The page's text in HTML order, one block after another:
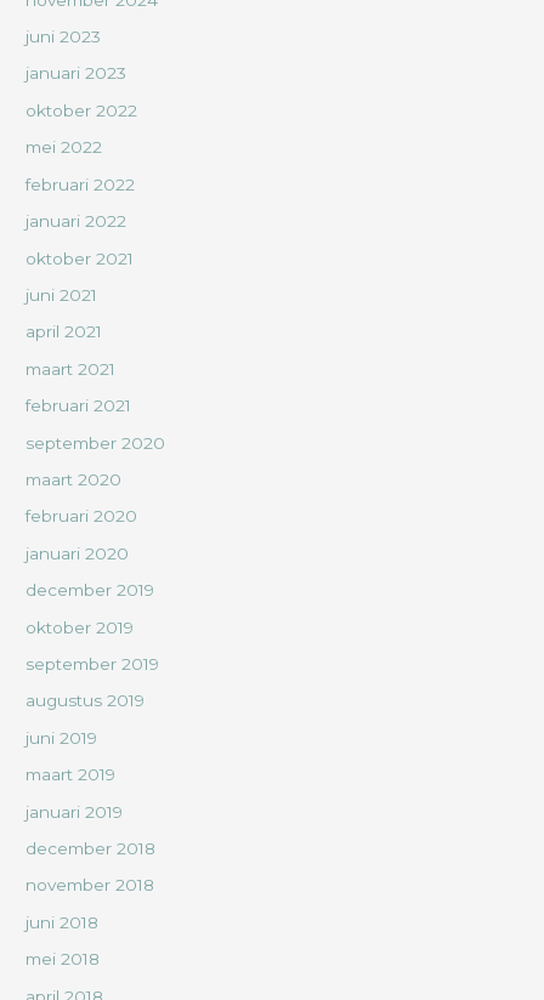
juni 2023
januari 2023
oktober 2022
mei 2022
februari 2022
januari 2022
oktober 2021
juni 2021
april 2021
maart 2021
februari 2021
september 2020
maart 2020
februari 2020
januari 2020
december 2019
oktober 2019
september 2019
augustus 2019
juni 2019
maart 2019
januari 2019
december 2018
november 2018
juni 2018
mei 2018
april 2018